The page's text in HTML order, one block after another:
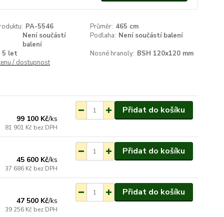
PA-5546 Průměr: 465 cm
Není součástí
balení
Podlaha: Není součástí balení
5 let
Nosné hranoly: BSH 120x120 mm
/ dostupnost
99 100 Kč/ks
81 901 Kč bez DPH
Přidat do košíku
45 600 Kč/ks
37 686 Kč bez DPH
Přidat do košíku
47 500 Kč/ks
39 256 Kč bez DPH
Přidat do košíku